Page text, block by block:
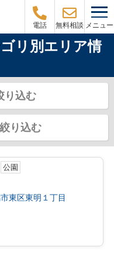
電話 無料相談 メニュー
リ別エリア情
り込む
り込む
公園
東区東明１丁目